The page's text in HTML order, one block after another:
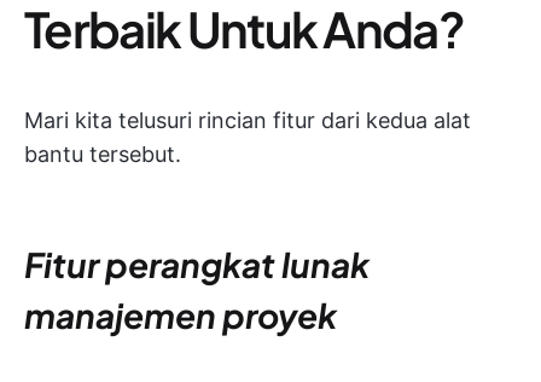
Terbaik Untuk Anda?
Mari kita telusuri rincian fitur dari kedua alat
bantu tersebut.
Fitur perangkat lunak
manajemen proyek